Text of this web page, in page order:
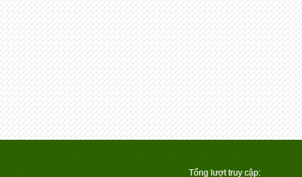
Tổng lượt truy cập: